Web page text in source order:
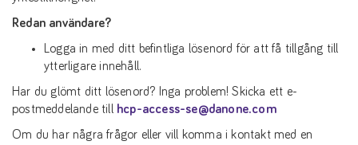
Redan användare?
Logga in med ditt befintliga lösenord för att få tillgång till
ytterligare innehåll.
Har du glömt ditt lösenord? Inga problem! Skicka ett e-
postmeddelande till
hcp-access-se@danone.com
Om du har några frågor eller vill komma i kontakt med en